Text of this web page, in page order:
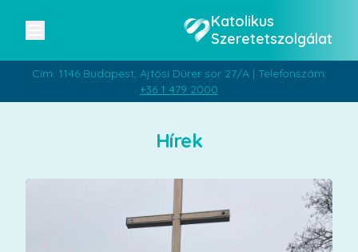
Katolikus
Szeretetszolgálat
Cím: 1146 Budapest, Ajtósi Dürer sor 27/A | Telefonszám:
+36 1 479 2000
Hírek